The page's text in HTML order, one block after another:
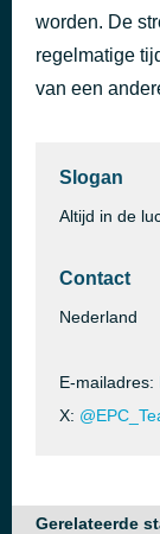
worden. De
regelmatige
van een
Slogan
Altijd in de
Contact
Nederland
E-mailadres:
X:
Gerelateerde